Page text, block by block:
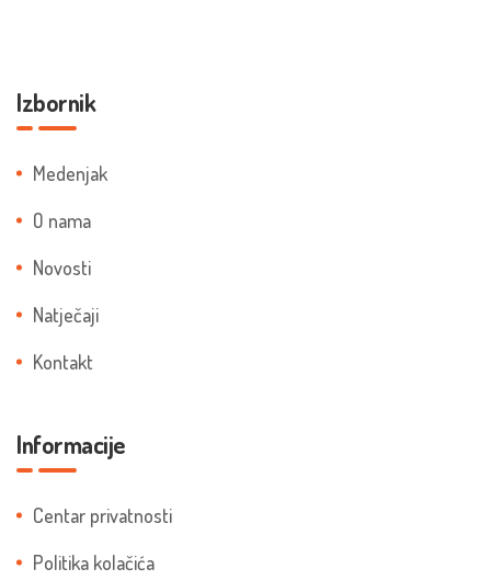
Izbornik
Medenjak
O nama
Novosti
Natječaji
Kontakt
Informacije
Centar privatnosti
Politika kolačića